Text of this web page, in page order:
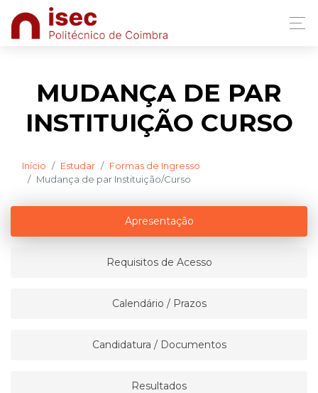
MUDANÇA DE PAR
INSTITUIÇÃO CURSO
Início Estudar
Formas de Ingresso
Mudança de par Instituição/Curso
Apresentação
Requisitos de Acesso
Calendário / Prazos
Candidatura / Documentos
Resultados